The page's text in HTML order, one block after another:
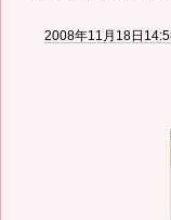
2008年11月18日